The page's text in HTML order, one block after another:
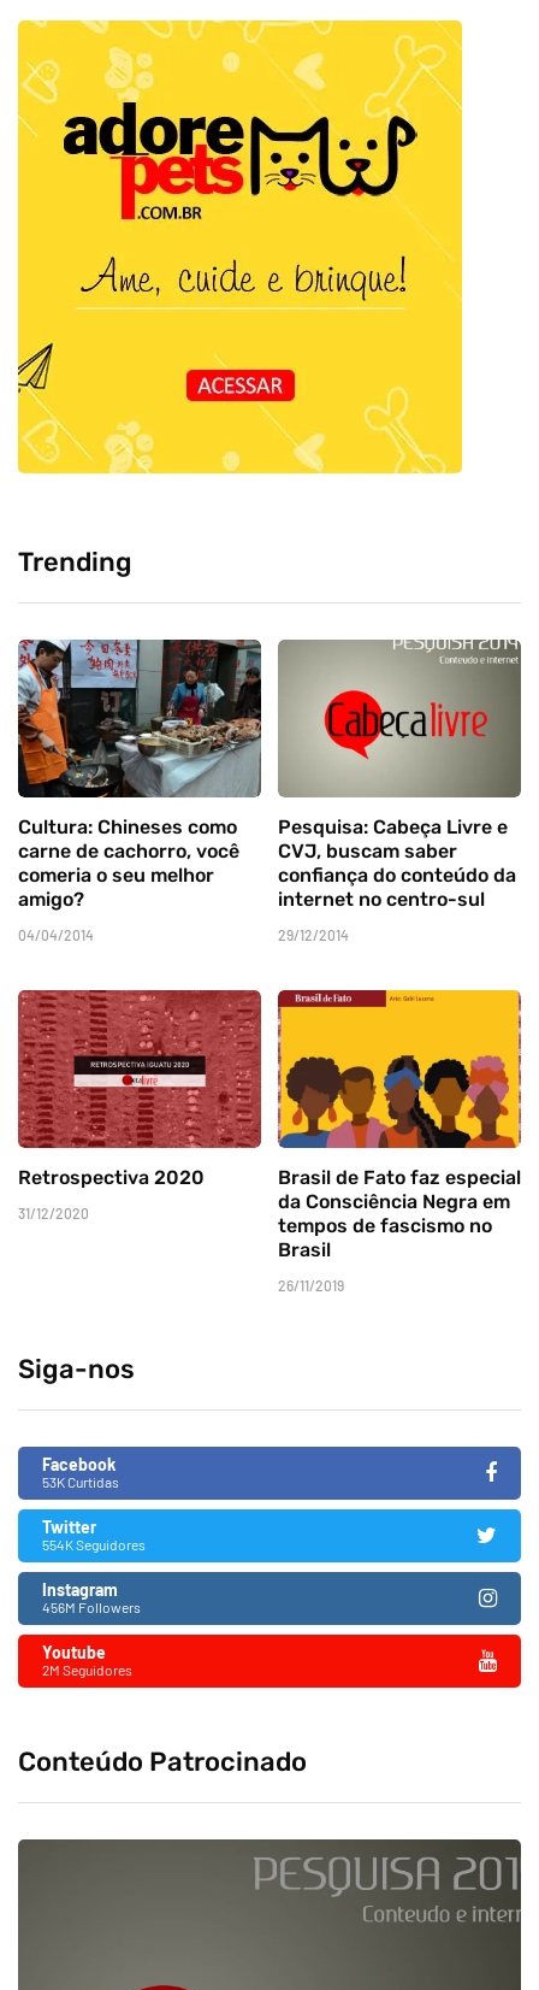
Trending
Cultura: Chineses como
carne de cachorro, você
comeria o seu melhor
amigo?
04/04/2014
Pesquisa: Cabeça Livre e
CVJ, buscam saber
confiança do conteúdo da
internet no centro-sul
29/12/2014
Retrospectiva 2020
31/12/2020
Brasil de Fato faz especial
da Consciência Negra em
tempos de fascismo no
Brasil
26/11/2019
Siga-nos
Facebook
53K Curtidas
Twitter
554K Seguidores
Instagram
456M Followers
Youtube
2M Seguidores
Conteúdo Patrocinado